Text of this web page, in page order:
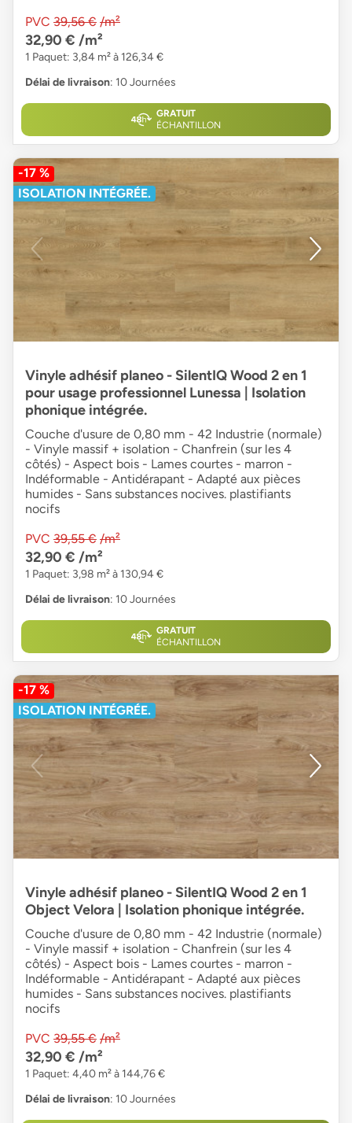
PVC 39,56 € /m²
32,90 € /m²
1 Paquet: 3,84 m² à 126,34 €
Délai de livraison: 10 Journées
GRATUIT
ÉCHANTILLON
-17 %
ISOLATION INTÉGRÉE.
Vinyle adhésif planeo - SilentIQ Wood 2 en 1
pour usage professionnel Lunessa | Isolation
phonique intégrée.
Couche d'usure de 0,80 mm - 42 Industrie (normale)
- Vinyle massif + isolation - Chanfrein (sur les 4
côtés) - Aspect bois - Lames courtes - marron -
Indéformable - Antidérapant - Adapté aux pièces
humides - Sans substances nocives. plastifiants
nocifs
PVC 39,55 € /m²
32,90 € /m²
1 Paquet: 3,98 m² à 130,94 €
Délai de livraison: 10 Journées
GRATUIT
ÉCHANTILLON
-17 %
ISOLATION INTÉGRÉE.
Vinyle adhésif planeo - SilentIQ Wood 2 en 1
Object Velora | Isolation phonique intégrée.
Couche d'usure de 0,80 mm - 42 Industrie (normale)
- Vinyle massif + isolation - Chanfrein (sur les 4
côtés) - Aspect bois - Lames courtes - marron -
Indéformable - Antidérapant - Adapté aux pièces
humides - Sans substances nocives. plastifiants
nocifs
PVC 39,55 € /m²
32,90 € /m²
1 Paquet: 4,40 m² à 144,76 €
Délai de livraison: 10 Journées